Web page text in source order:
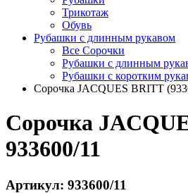
Трикотаж
Обувь
Рубашки с длинным рукавом
Все Сорочки
Рубашки с длинным
Рубашки с коротким
Сорочка JACQUES BRITT
Сорочка
933600/11
Артикул: 933600/11